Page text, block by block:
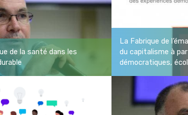
de la santé dans les
La Fabrique de
du capitalisme à
démocratiques,